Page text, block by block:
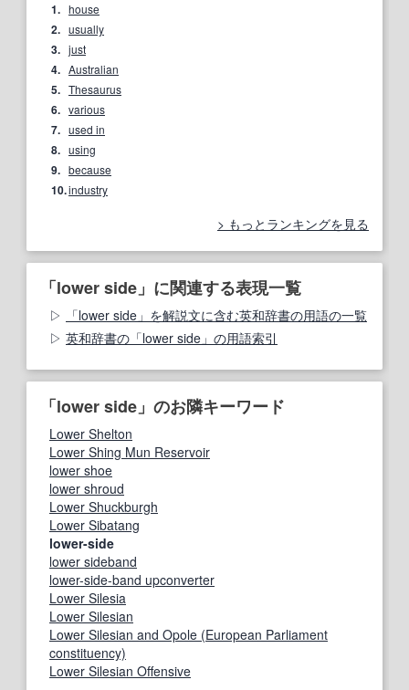
1. house
2. usually
3. just
4. Australian
5. Thesaurus
6. various
7. used in
8. using
9. because
10.industry
もっとランキングを見る
「lower side」に関連する表現一覧
「lower side」を解説文に含む英和辞書の用語の一覧
英和辞書の「lower side」の用語索引
「lower side」のお隣キーワード
Lower Shelton
Lower Shing Mun Reservoir
lower shoe
lower shroud
Lower Shuckburgh
Lower Sibatang
lower-side
lower sideband
lower-side-band upconverter
Lower Silesia
Lower Silesian
Lower Silesian and Opole (European Parliament
constituency)
Lower Silesian Offensive